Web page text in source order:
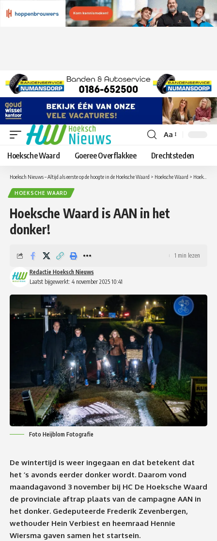
Lettergrootte
aanpassen
Aa
Hoeksche Waard Goeree Overflakkee Drechtsteden
Hoeksch Nieuws – Altijd als eerste op de hoogte in de Hoeksche Waard > Hoeksche Waard > Hoeksche Waard is AAN in het donker!
HOEKSCHE WAARD
Hoeksche Waard is AAN in het
donker!
Laatst bijgewerkt: 4 november 2025 10:41
Redactie Hoeksch Nieuws
1 min lezen
Foto Heijblom Fotografie
De wintertijd is weer ingegaan en dat betekent dat
het ’s avonds eerder donker wordt. Daarom vond
maandagavond 3 november bij HC De Hoeksche Waard
de provinciale aftrap plaats van de campagne AAN in
het donker. Gedeputeerde Frederik Zevenbergen,
wethouder Hein Verbiest en heemraad Hennie
Wiersma gaven samen het startsein.